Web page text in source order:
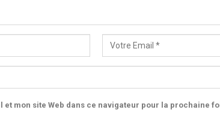
mon site Web dans ce navigateur pour la prochaine